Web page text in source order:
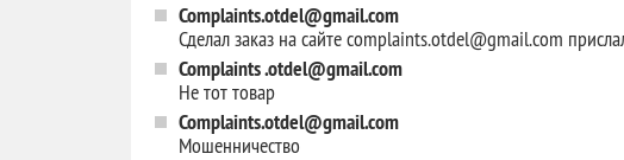
Complaints.otdel@gmail.com
Сделал заказ на сайте complaints.otdel@gmail.com
Complaints .otdel@gmail.com
Не тот товар
Complaints.otdel@gmail.com
Мошенничество